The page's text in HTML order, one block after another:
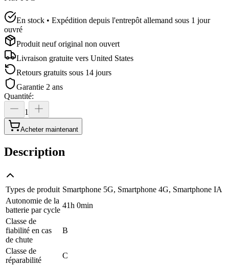
En stock • Expédition depuis l'entrepôt allemand sous 1 jour
ouvré
Produit neuf original non ouvert
Livraison gratuite vers United States
Retours gratuits sous 14 jours
Garantie 2 ans
Quantité:
1
Acheter maintenant
Description
Types de produit Smartphone 5G, Smartphone 4G, Smartphone IA
Autonomie de la
batterie par cycle
41h 0min
Classe de
fiabilité en cas
de chute
B
Classe de
réparabilité
C